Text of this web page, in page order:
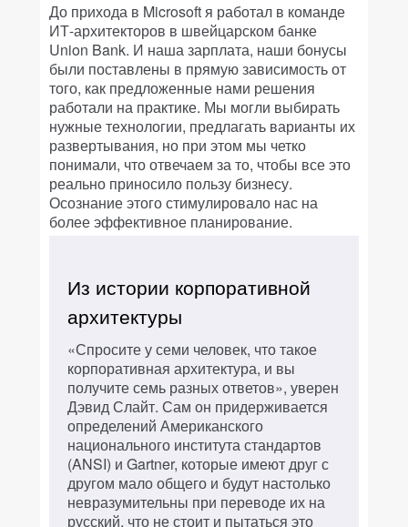
До прихода в Microsoft я работал в команде
ИТ-архитекторов в швейцарском банке
Union Bank. И наша зарплата, наши бонусы
были поставлены в прямую зависимость от
того, как предложенные нами решения
работали на практике. Мы могли выбирать
нужные технологии, предлагать варианты их
развертывания, но при этом мы четко
понимали, что отвечаем за то, чтобы все это
реально приносило пользу бизнесу.
Осознание этого стимулировало нас на
более эффективное планирование.
Из истории корпоративной
архитектуры
«Спросите у семи человек, что такое
корпоративная архитектура, и вы
получите семь разных ответов», уверен
Дэвид Слайт. Сам он придерживается
определений Американского
национального института стандартов
(ANSI) и Gartner, которые имеют друг с
другом мало общего и будут настолько
невразумительны при переводе их на
русский, что не стоит и пытаться это